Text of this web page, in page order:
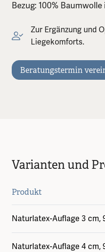
Bezug: 100%
Zur Ergänzung und
Liegekomforts.
Beratungstermin
Varianten und
Produkt
Naturlatex-Auflage 3 cm,
Naturlatex-Auflage 4 cm,